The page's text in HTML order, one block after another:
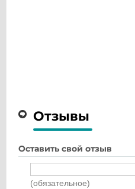
Отзывы
Оставить свой отзыв
(обязательное)